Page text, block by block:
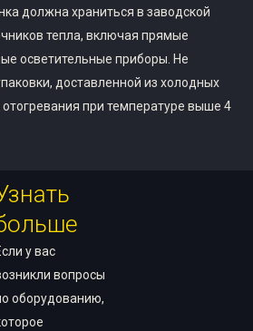
должна храниться в заводской
тепла, включая прямые
осветительные приборы. Не
доставленной из холодных
при температуре выше 4
у вас
вопросы
оборудованию,